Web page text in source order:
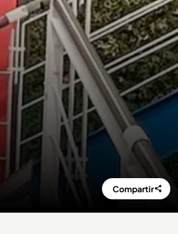
Compartir